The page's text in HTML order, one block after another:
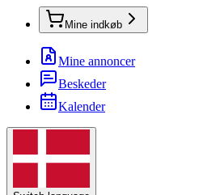
Mine indkøb
Mine annoncer
Beskeder
Kalender